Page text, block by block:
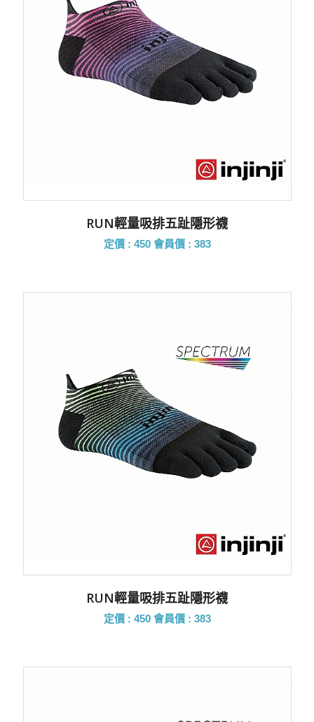
RUN輕量吸排五趾隱形襪
定價 : 450 會員價 : 383
RUN輕量吸排五趾隱形襪
定價 : 450 會員價 : 383